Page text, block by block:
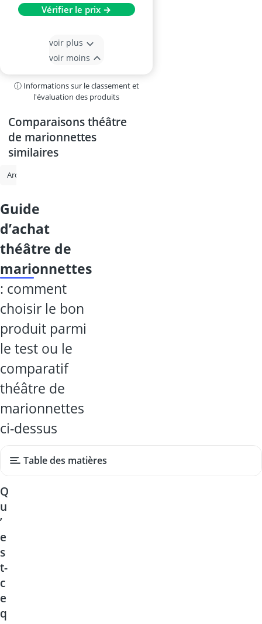
Vérifier le prix →
voir plus
voir moins
ⓘ Informations sur le classement et
l'évaluation des produits
Comparaisons théâtre
de marionnettes
similaires
ardoise magique
guide
d’achat
théâtre de
marionnettes
: comment
choisir le bon
produit parmi
le test ou le
comparatif
théâtre de
marionnettes
ci-dessus
Table des matières
Q
u
’
e
s
t-
c
e
q